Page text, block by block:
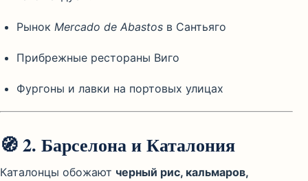
Рынок Mercado de Abastos в Сантьяго
Прибрежные рестораны Виго
Фургоны и лавки на портовых улицах
🧭2. Барселона и Каталония
Каталонцы обожают черный рис, кальмаров,